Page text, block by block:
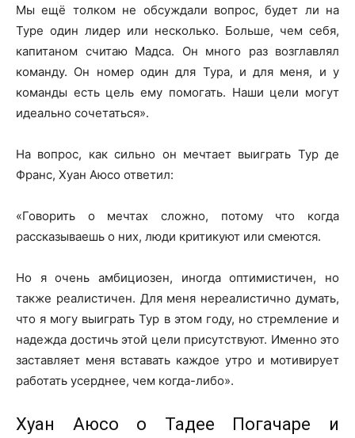
Мы ещё толком не обсуждали вопрос, будет ли на
Туре один лидер или несколько. Больше, чем себя,
капитаном считаю Мадса. Он много раз возглавлял
команду. Он номер один для Тура, и для меня, и у
команды есть цель ему помогать. Наши цели могут
идеально сочетаться».
На вопрос, как сильно он мечтает выиграть Тур де
Франс, Хуан Аюсо ответил:
«Говорить о мечтах сложно, потому что когда
рассказываешь о них, люди критикуют или смеются.
Но я очень амбициозен, иногда оптимистичен, но
также реалистичен. Для меня нереалистично думать,
что я могу выиграть Тур в этом году, но стремление и
надежда достичь этой цели присутствуют. Именно это
заставляет меня вставать каждое утро и мотивирует
работать усерднее, чем когда-либо».
Хуан Аюсо о Тадее Погачаре и